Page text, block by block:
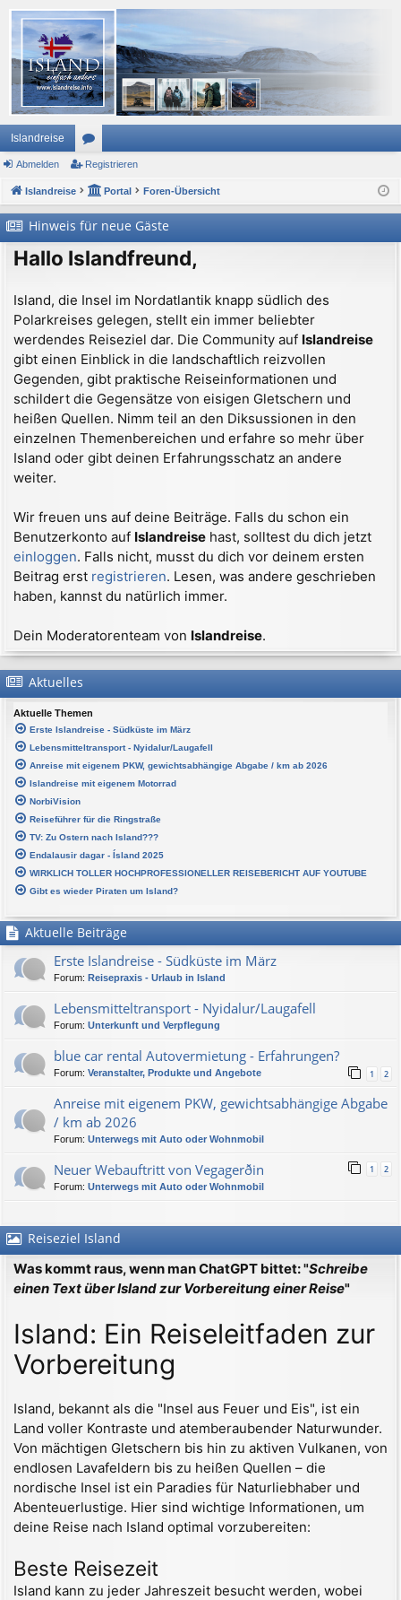
Islandreise
or
en
Abmelden Registrieren
Islandreise Portal Foren-Übersicht
Hinweis für neue Gäste
Hallo Islandfreund,
Island, die Insel im Nordatlantik knapp südlich des
Polarkreises gelegen, stellt ein immer beliebter
werdendes Reiseziel dar. Die Community auf Islandreise
gibt einen Einblick in die landschaftlich reizvollen
Gegenden, gibt praktische Reiseinformationen und
schildert die Gegensätze von eisigen Gletschern und
heißen Quellen. Nimm teil an den Diksussionen in den
einzelnen Themenbereichen und erfahre so mehr über
Island oder gibt deinen Erfahrungsschatz an andere
weiter.
Wir freuen uns auf deine Beiträge. Falls du schon ein
Benutzerkonto auf Islandreise hast, solltest du dich jetzt
einloggen. Falls nicht, musst du dich vor deinem ersten
Beitrag erst registrieren. Lesen, was andere geschrieben
haben, kannst du natürlich immer.
Dein Moderatorenteam von Islandreise.
Aktuelles
Aktuelle Themen
Erste Islandreise - Südküste im März
Lebensmitteltransport - Nyidalur/Laugafell
Anreise mit eigenem PKW, gewichtsabhängige Abgabe / km ab 2026
Islandreise mit eigenem Motorrad
NorbiVision
Reiseführer für die Ringstraße
TV: Zu Ostern nach Island???
Endalausir dagar - Ísland 2025
WIRKLICH TOLLER HOCHPROFESSIONELLER REISEBERICHT AUF YOUTUBE
Gibt es wieder Piraten um Island?
Aktuelle Beiträge
Erste Islandreise - Südküste im März
Forum: Reisepraxis - Urlaub in Island
Lebensmitteltransport - Nyidalur/Laugafell
Forum: Unterkunft und Verpflegung
blue car rental Autovermietung - Erfahrungen?
1 2
Forum: Veranstalter, Produkte und Angebote
Anreise mit eigenem PKW, gewichtsabhängige Abgabe
/ km ab 2026
Forum: Unterwegs mit Auto oder Wohnmobil
Neuer Webauftritt von Vegagerðin 1 2
Forum: Unterwegs mit Auto oder Wohnmobil
Reiseziel Island
Was kommt raus, wenn man ChatGPT bittet: "Schreibe
einen Text über Island zur Vorbereitung einer Reise"
Island: Ein Reiseleitfaden zur
Vorbereitung
Island, bekannt als die "Insel aus Feuer und Eis", ist ein
Land voller Kontraste und atemberaubender Naturwunder.
Von mächtigen Gletschern bis hin zu aktiven Vulkanen, von
endlosen Lavafeldern bis zu heißen Quellen – die
nordische Insel ist ein Paradies für Naturliebhaber und
Abenteuerlustige. Hier sind wichtige Informationen, um
deine Reise nach Island optimal vorzubereiten:
Beste Reisezeit
Island kann zu jeder Jahreszeit besucht werden, wobei